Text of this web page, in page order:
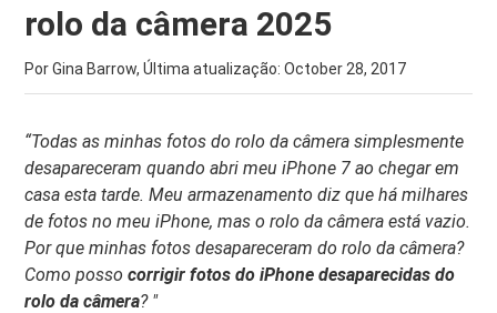
rolo da câmera 2025
Por Gina Barrow, Última atualização:October 28, 2017
“Todas as minhas fotos do rolo da câmera simplesmente
desapareceram quando abri meu iPhone 7 ao chegar em
casa esta tarde. Meu armazenamento diz que há milhares
de fotos no meu iPhone, mas o rolo da câmera está vazio.
Por que minhas fotos desapareceram do rolo da câmera?
Como possocorrigir fotos do iPhone desaparecidas do
rolo da câmera? "